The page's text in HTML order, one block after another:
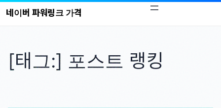
콘
네이버 파워링크 가격
[태그:] 포스트 랭킹